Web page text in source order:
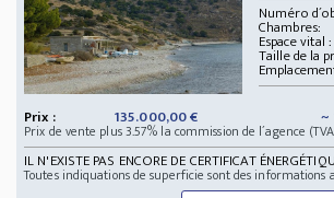
Numéro
Chambres:
Espace vital :
Taille de la
Prix :
135.000,00 € ~
Prix de vente plus 3.57% la commission de l´agence
IL N'EXISTE PAS ENCORE DE CERTIFICAT
Toutes indiquations de superficie sont des